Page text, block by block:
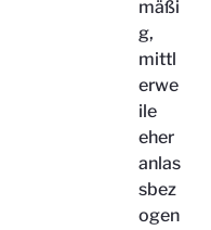
mäßi
g,
mittl
erwe
ile
eher
anlas
sbez
ogen